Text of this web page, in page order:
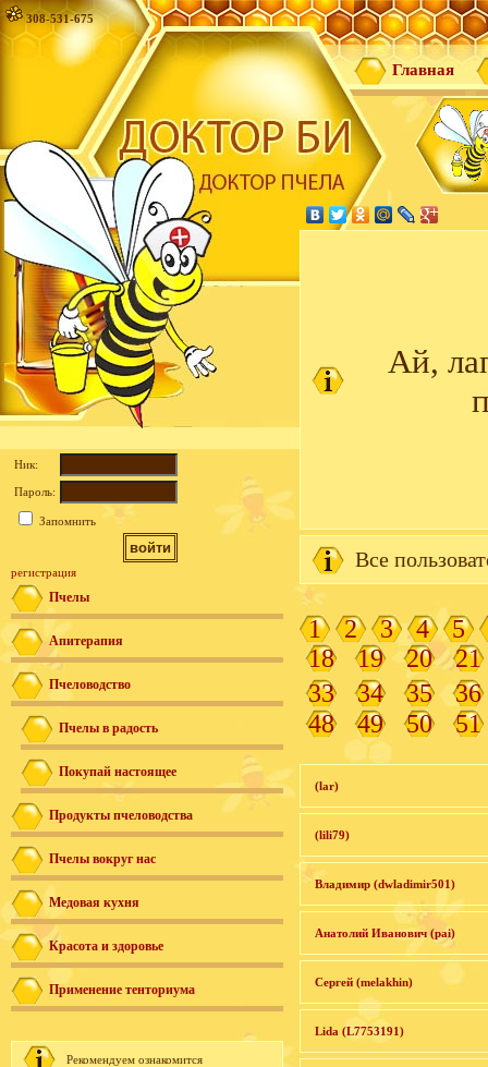
308-531-675
Главная
Ник:
Пароль:
Запомнить
регистрация
Пчелы
Апитерапия
Пчеловодство
Пчелы в радость
Покупай настоящее
Продукты пчеловодства
Пчелы вокруг нас
Медовая кухня
Красота и здоровье
Применение тенториума
Рекомендуем ознакомится
Ай,
Все
1 2 3 4
5
18
19 20
21
33
34 35
36
48
49 50 51
(lar)
(lili79)
Владимир (dwladimir501)
Анатолий Иванович (pai)
Сергей (melakhin)
Lida (L7753191)